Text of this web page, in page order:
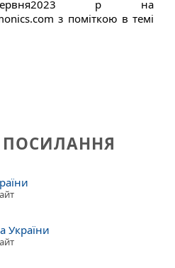
р на
з поміткою в темі
ПОСИЛАННЯ
України